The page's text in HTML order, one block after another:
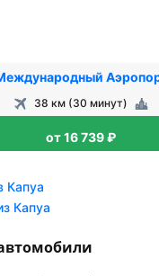
38 км (30 минут)
от 16 739 ₽
Капуа
Капуа